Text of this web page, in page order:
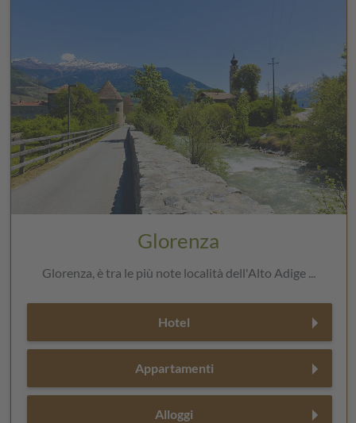
Glorenza
Glorenza, è tra le più note località dell'Alto Adige ...
Hotel
Appartamenti
Alloggi